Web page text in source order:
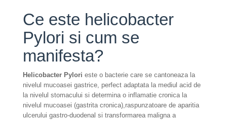
Ce este helicobacter
Pylori si cum se
manifesta?
Helicobacter Pylori este o bacterie care se cantoneaza la
nivelul mucoasei gastrice, perfect adaptata la mediul acid de
la nivelul stomacului si determina o inflamatie cronica la
nivelul mucoasei (gastrita cronica),raspunzatoare de aparitia
ulcerului gastro-duodenal si transformarea maligna a